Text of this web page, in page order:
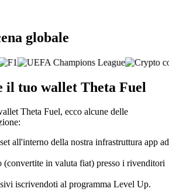
globale
il tuo wallet Theta Fuel
Theta Fuel, ecco alcune delle
all'interno della nostra infrastruttura app ad
(convertite in valuta fiat) presso i rivenditori
iscrivendoti al programma Level Up.